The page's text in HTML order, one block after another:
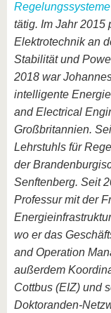
tätig. Im Jahr 2015
Elektrotechnik an
Stabilität und
2018 war
intelligente
and Electrical
Großbritannien.
Lehrstuhls für
der
Senftenberg. Seit
Professur mit der
wo er das
and Operation
außerdem
Cottbus (EIZ) und
Doktoranden-